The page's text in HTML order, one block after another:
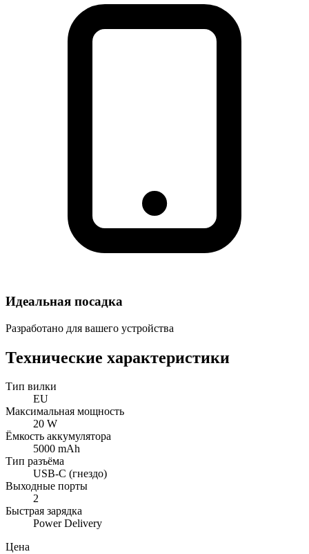
Идеальная посадка
Разработано для вашего устройства
Технические характеристики
Тип вилки
EU
Максимальная мощность
20 W
Ёмкость аккумулятора
5000 mAh
Тип разъёма
USB-C (гнездо)
Выходные порты
2
Быстрая зарядка
Power Delivery
Цена